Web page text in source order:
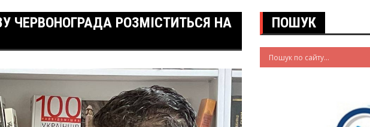
ЧЕРВОНОГРАДА РОЗМІСТИТЬСЯ НА
ПОШУК